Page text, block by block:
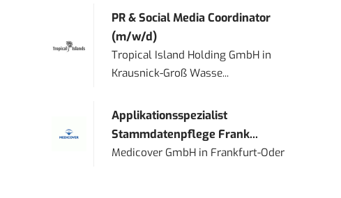
PR & Social Media Coordinator
(m/w/d)
Tropical Island Holding GmbH in
Krausnick-Groß Wasse...
Applikationsspezialist
Stammdatenpflege Frank...
Medicover GmbH in Frankfurt-Oder